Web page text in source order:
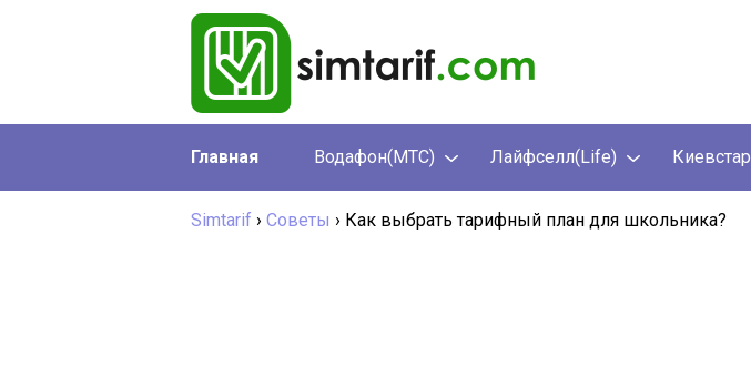
Главная Водафон(МТС) Лайфселл(Life) Киевстар
Simtarif › Советы › Как выбрать тарифный план для школьника?